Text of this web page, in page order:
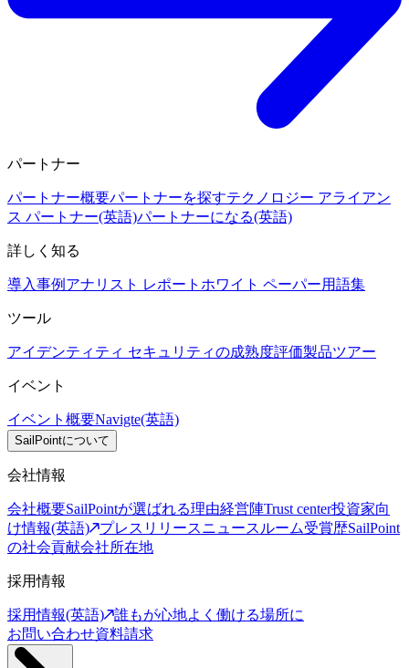
パートナー
パートナー概要パートナーを探すテクノロジー アライアン
ス パートナー(英語)パートナーになる(英語)
詳しく知る
導入事例 アナリスト レポート ホワイト ペーパー用語集
ツール
アイデンティティ セキュリティの成熟度評価製品ツアー
イベント
イベント概要Navigte(英語)
SailPointについて
会社情報
会社概要SailPointが選ばれる理由経営陣Trust center投資家向
け情報(英語)
プレスリリースニュースルーム受賞歴SailPoint
の社会貢献会社所在地
採用情報
採用情報(英語)
誰もが心地よく働ける場所に
お問い合わせ資料請求